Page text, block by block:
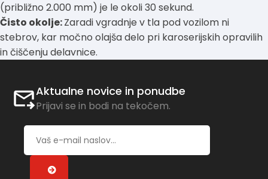
(približno 2.000 mm) je le okoli 30 sekund.
Čisto okolje:Zaradi vgradnje v tla pod vozilom ni
stebrov, kar močno olajša delo pri karoserijskih opravilih
in čiščenju delavnice.
Aktualne novice in ponudbe
Prijavi se in bodi na tekočem.